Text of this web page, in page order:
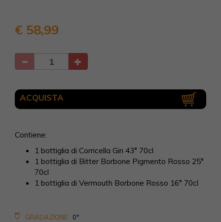
€ 58,99
ACQUISTA
Contiene:
1 bottiglia di Corricella Gin 43° 70cl
1 bottiglia di Bitter Borbone Pigmento Rosso 25°
70cl
1 bottiglia di Vermouth Borbone Rosso 16° 70cl
GRADAZIONE 0°